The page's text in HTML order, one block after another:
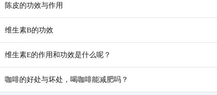
陈皮的功效与作用
维生素B的功效
维生素E的作用和功效是什么呢？
咖啡的好处与坏处，喝咖啡能减肥吗？